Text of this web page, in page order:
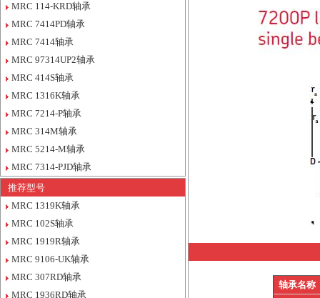
MRC 114-KRD轴承
MRC 7414PD轴承
MRC 7414轴承
MRC 97314UP2轴承
MRC 414S轴承
MRC 1316K轴承
MRC 7214-P轴承
MRC 314M轴承
MRC 5214-M轴承
MRC 7314-PJD轴承
推荐型号
MRC 1319K轴承
MRC 102S轴承
MRC 1919R轴承
MRC 9106-UK轴承
MRC 307RD轴承
MRC 1936RD轴承
轴承名称